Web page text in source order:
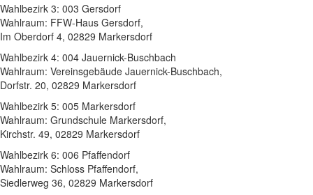
Wahlbezirk 3: 003 Gersdorf
Wahlraum: FFW-Haus Gersdorf,
Im Oberdorf 4, 02829 Markersdorf
Wahlbezirk 4: 004 Jauernick-Buschbach
Wahlraum: Vereinsgebäude Jauernick-Buschbach,
Dorfstr. 20, 02829 Markersdorf
Wahlbezirk 5: 005 Markersdorf
Wahlraum: Grundschule Markersdorf,
Kirchstr. 49, 02829 Markersdorf
Wahlbezirk 6: 006 Pfaffendorf
Wahlraum: Schloss Pfaffendorf,
Siedlerweg 36, 02829 Markersdorf